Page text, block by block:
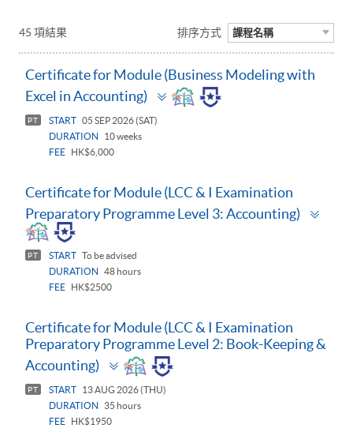
45 項結果 排序方式 課程名稱
Certificate for Module (Business Modeling with
Excel in Accounting)
Toggle
panel
PT START 05 SEP 2026 (SAT)
DURATION
10 weeks
FEE
HK$6,000
Certificate for Module (LCC & I Examination
Preparatory Programme Level 3: Accounting)
PT START To be advised
DURATION
48 hours
FEE
HK$2500
Certificate for Module (LCC & I Examination
Preparatory Programme Level 2: Book-Keeping &
Accounting)
Toggle
panel
PT START
13 AUG 2026 (THU)
DURATION
35 hours
FEE
HK$1950